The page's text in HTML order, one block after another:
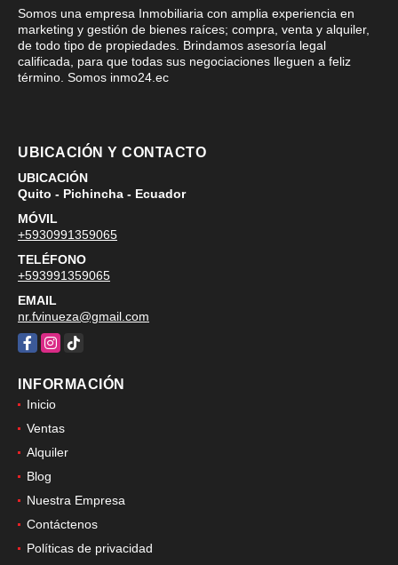
Somos una empresa Inmobiliaria con amplia experiencia en
marketing y gestión de bienes raíces; compra, venta y alquiler,
de todo tipo de propiedades. Brindamos asesoría legal
calificada, para que todas sus negociaciones lleguen a feliz
término. Somos inmo24.ec
UBICACIÓN Y CONTACTO
UBICACIÓN
Quito - Pichincha - Ecuador
MÓVIL
+5930991359065
TELÉFONO
+593991359065
EMAIL
nr.fvinueza@gmail.com
Facebook
Instagram
TikTok
INFORMACIÓN
Inicio
Ventas
Alquiler
Blog
Nuestra Empresa
Contáctenos
Políticas de privacidad